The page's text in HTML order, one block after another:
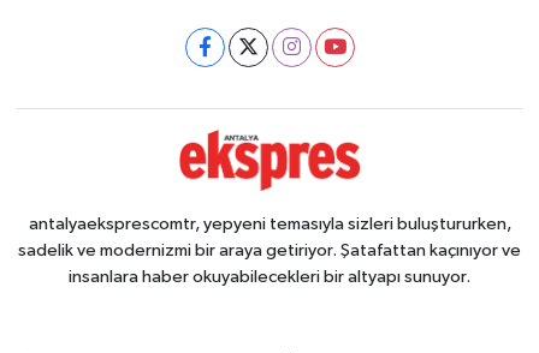
antalyaeksprescomtr, yepyeni temasıyla sizleri buluştururken,
sadelik ve modernizmi bir araya getiriyor. Şatafattan kaçınıyor ve
insanlara haber okuyabilecekleri bir altyapı sunuyor.